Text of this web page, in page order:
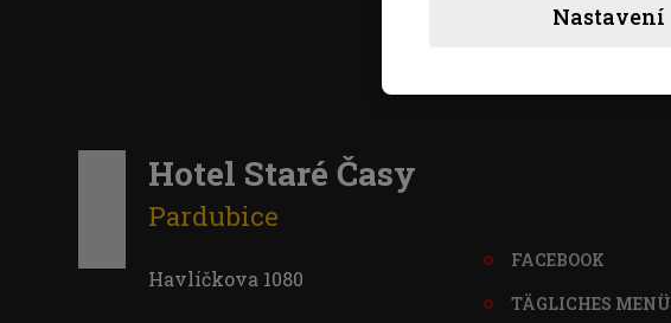
Hotel Staré Časy
Pardubice
Havlíčkova 1080
FACEBOOK
TÄGLICHES MENÜ
Nastavení